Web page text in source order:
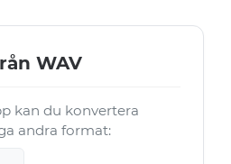
WAV
kan du konvertera
andra format: